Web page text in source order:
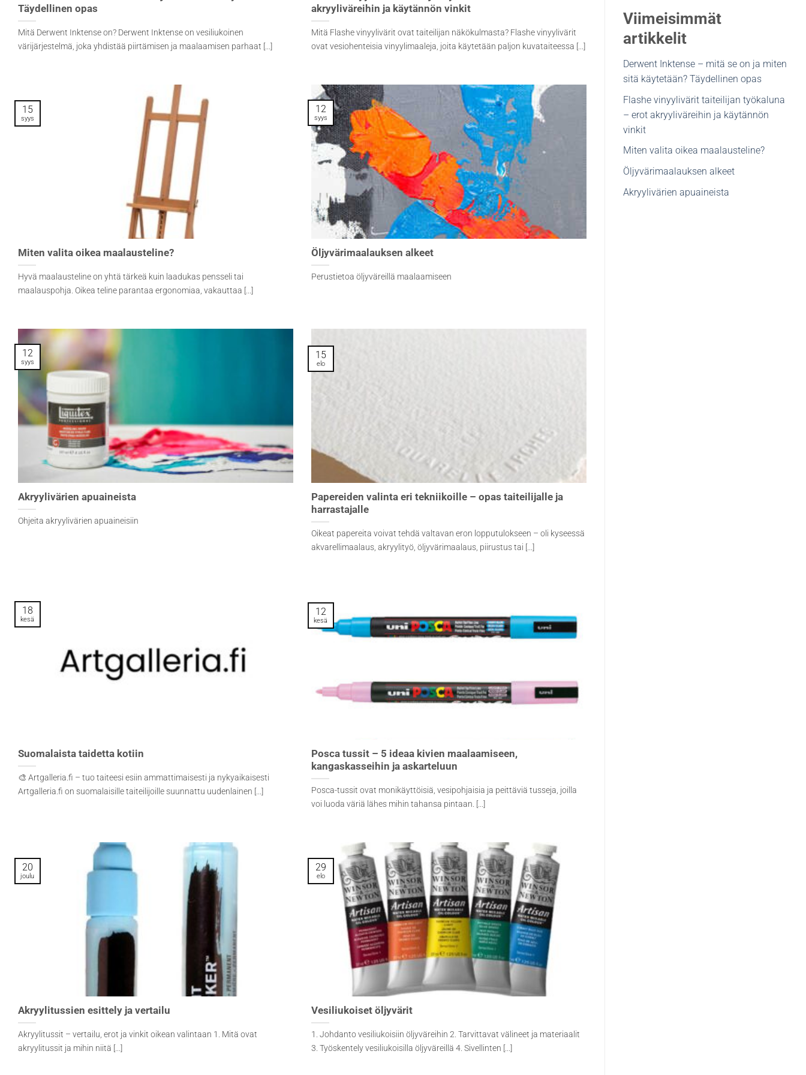
Täydellinen opas
Mitä Derwent Inktense on? Derwent Inktense on vesiliukoinen
värijärjestelmä, joka yhdistää piirtämisen ja maalaamisen parhaat [...]
akryyliväreihin ja käytännön vinkit
Mitä Flashe vinyylivärit ovat taiteilijan näkökulmasta? Flashe vinyylivärit
ovat vesiohenteisia vinyylimaaleja, joita käytetään paljon kuvataiteessa [...]
Miten valita oikea maalausteline?
Hyvä maalausteline on yhtä tärkeä kuin laadukas pensseli tai
maalauspohja. Oikea teline parantaa ergonomiaa, vakauttaa [...]
15
syys
Öljyvärimaalauksen alkeet
Perustietoa öljyväreillä maalaamiseen
12
syys
Akryylivärien apuaineista
Ohjeita akryylivärien apuaineisiin
12
syys
Papereiden valinta eri tekniikoille – opas taiteilijalle ja
harrastajalle
Oikeat papereita voivat tehdä valtavan eron lopputulokseen – oli kyseessä
akvarellimaalaus, akryylityö, öljyvärimaalaus, piirustus tai [...]
15
elo
Suomalaista taidetta kotiin
🎨 Artgalleria.fi – tuo taiteesi esiin ammattimaisesti ja nykyaikaisesti
Artgalleria.fi on suomalaisille taiteilijoille suunnattu uudenlainen [...]
18
kesä
Posca tussit – 5 ideaa kivien maalaamiseen,
kangaskasseihin ja askarteluun
Posca-tussit ovat monikäyttöisiä, vesipohjaisia ja peittäviä tusseja, joilla
voi luoda väriä lähes mihin tahansa pintaan. [...]
12
kesä
Akryylitussien esittely ja vertailu
Akryylitussit – vertailu, erot ja vinkit oikean valintaan 1. Mitä ovat
akryylitussit ja mihin niitä [...]
20
joulu
Vesiliukoiset öljyvärit
1. Johdanto vesiliukoisiin öljyväreihin 2. Tarvittavat välineet ja materiaalit
3. Työskentely vesiliukoisilla öljyväreillä 4. Sivellinten [...]
29
elo
Viimeisimmät
artikkelit
Derwent Inktense – mitä se on ja miten
sitä käytetään? Täydellinen opas
Flashe vinyylivärit taiteilijan työkaluna
– erot akryyliväreihin ja käytännön
vinkit
Miten valita oikea maalausteline?
Öljyvärimaalauksen alkeet
Akryylivärien apuaineista